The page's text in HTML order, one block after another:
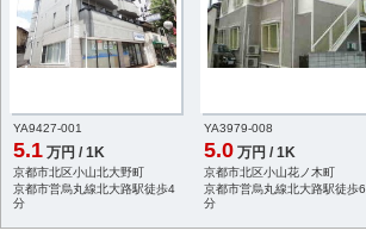
YA9427-001
5.1 万円 / 1K
京都市北区小山北大野町
京都市営烏丸線北大路駅徒歩4
分
YA3979-008
5.0 万円 / 1K
京都市北区小山花ノ木町
京都市営烏丸線北大路駅徒歩6
分